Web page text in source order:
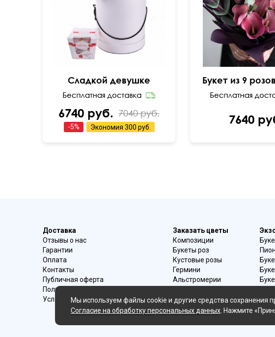
Сладкой девушке
6740 руб. 7040 руб.
-5% Экономия 300 руб.
Букет из 9
7640
Доставка
Отзывы о нас
Гарантии
Оплата
Контакты
Публичная оферта
Политика конфиденциальности
Условия возврата
Заказать цветы
Композиции
Букеты роз
Кустовые розы
Гермини
Альстромерии
Букеты с эустомой
Ромашки
Мы используем файлы cookie и другие средства сохранения
Согласие на обработку персональных данных . Нажмите